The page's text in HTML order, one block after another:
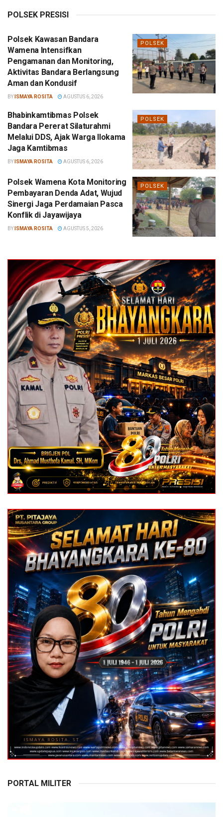
POLSEK PRESISI
POLSEK
Polsek Kawasan Bandara
Wamena Intensifkan
Pengamanan dan Monitoring,
Aktivitas Bandara Berlangsung
Aman dan Kondusif
BY ISMAYA ROSITA AGUSTUS 6, 2026
POLSEK
Bhabinkamtibmas Polsek
Bandara Pererat Silaturahmi
Melalui DDS, Ajak Warga Ilokama
Jaga Kamtibmas
BY ISMAYA ROSITA AGUSTUS 6, 2026
POLSEK
Polsek Wamena Kota Monitoring
Pembayaran Denda Adat, Wujud
Sinergi Jaga Perdamaian Pasca
Konflik di Jayawijaya
BY ISMAYA ROSITA AGUSTUS 5, 2026
PORTAL MILITER